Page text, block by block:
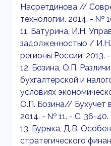
Насретдинова //
технологии. 2014. - №
11. Батурина, И.Н.
задолженностью /
регионы России.
12. Бозина, О.П.
бухгалтерской и
условиях
О.П. Бозина// Бухучет
2014. - № 11. - С. 36-40.
13. Бурыка, Д.В.
стратегического